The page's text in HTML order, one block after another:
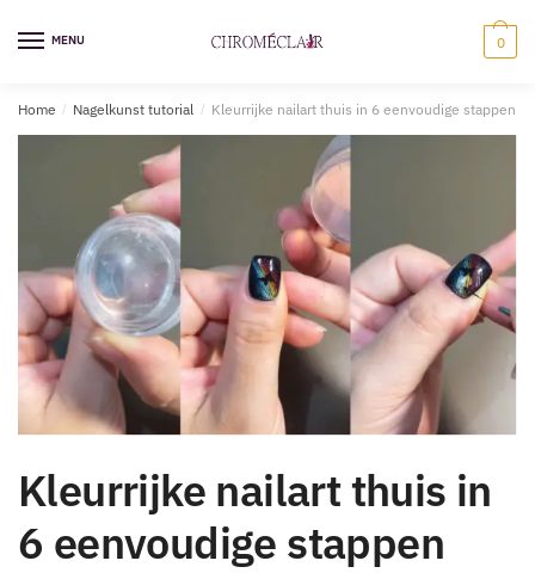
naar
naar
MENU 0
Home / Nagelkunst tutorial / Kleurrijke nailart thuis in 6 eenvoudige stappen
Kleurrijke nailart thuis in
6 eenvoudige stappen